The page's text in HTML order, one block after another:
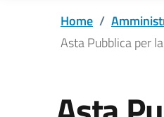
Home /
Asta Pubblica per